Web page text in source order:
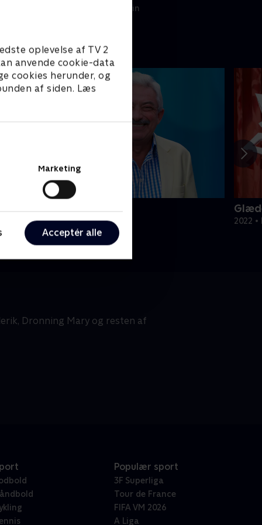
oplevelse af TV 2
anvende cookie-data
cookies herunder, og
af siden. Læs
Marketing
Acceptér alle
25. maj 2026 • 33 min
& Events • 2 sæsoner 2022
Dronning Mary og resten af
Populær sport
3F Superliga
Tour de France
FIFA VM 2026
A Liga